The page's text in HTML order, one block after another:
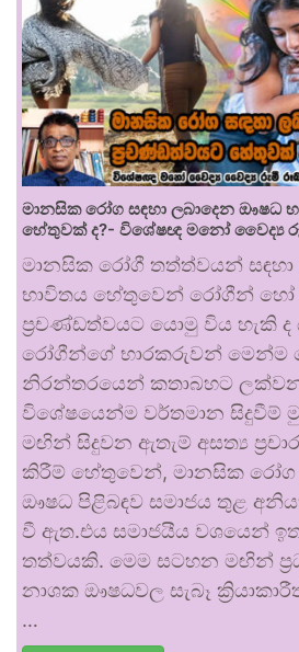
මානසික රෝග සඳහා ලබාදෙන ඖෂධ
හේතුවක් ද?- විශේෂඥ මනෝ වෛද්‍ය
මානසික රෝගී තත්ත්වයන්
භාවිතය හේතුවෙන් රෝගීන් හෝ
ප්‍රචණ්ඩත්වයට යොමු විය හැකි
රෝගීන්ගේ භාරකරුවන් මෙන්ම
නිරන්තරයෙන් කතාබහට ලක්වන
විශේෂයෙන්ම වර්තමාන සිදුවීම්
මඟින් සිදුවන ඇතැම් අසත්‍ය
කිරීම් හේතුවෙන්, මානසික රෝග
ඖෂධ පිළිබඳව සමාජය තුළ
වී ඇත.එය සමාජයීය වශයෙන්
තත්වයකි. මෙම සටහන මඟින්
නාශක ඖෂධවල සැබෑ
…